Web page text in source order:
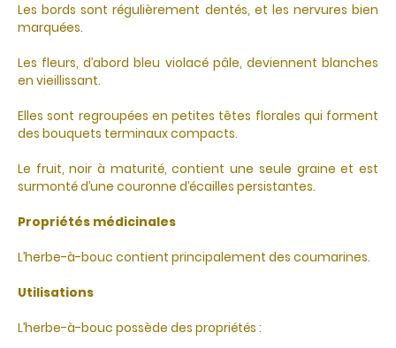
Les bords sont régulièrement dentés, et les nervures bien
marquées.
Les fleurs, d’abord bleu violacé pâle, deviennent blanches
en vieillissant.
Elles sont regroupées en petites têtes florales qui forment
des bouquets terminaux compacts.
Le fruit, noir à maturité, contient une seule graine et est
surmonté d’une couronne d’écailles persistantes.
Propriétés médicinales
L’herbe-à-bouc contient principalement des coumarines.
Utilisations
L’herbe-à-bouc possède des propriétés :